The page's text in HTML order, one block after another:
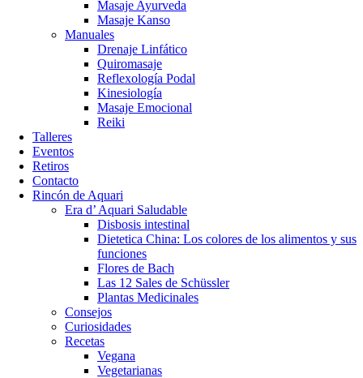
Masaje Ayurveda
Masaje Kanso
Manuales
Drenaje Linfático
Quiromasaje
Reflexología Podal
Kinesiología
Masaje Emocional
Reiki
Talleres
Eventos
Retiros
Contacto
Rincón de Aquari
Era d’ Aquari Saludable
Disbosis intestinal
Dietetica China: Los colores de los alimentos y sus
funciones
Flores de Bach
Las 12 Sales de Schüssler
Plantas Medicinales
Consejos
Curiosidades
Recetas
Vegana
Vegetarianas